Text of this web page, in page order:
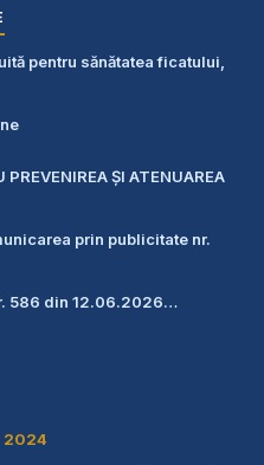
pentru sănătatea ficatului,
PREVENIREA ŞI ATENUAREA
prin publicitate nr.
586 din 12.06.2026…
2024